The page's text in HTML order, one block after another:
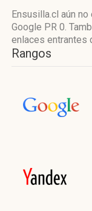
Ensusilla.cl aún
Google PR 0.
enlaces entrantes
Rangos